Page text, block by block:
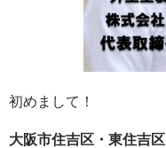
初めまして！
大阪市住吉区・東住吉区